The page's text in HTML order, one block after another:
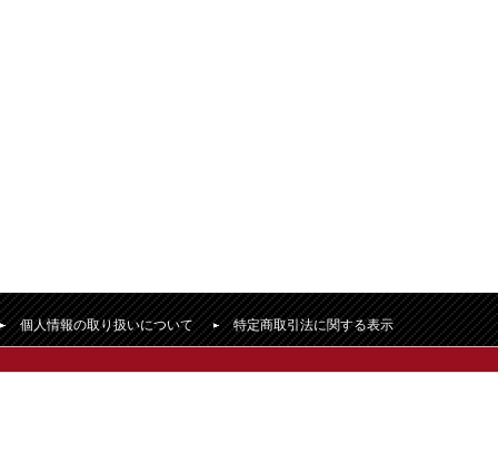
個人情報の取り扱いについて 特定商取引法に関する表示